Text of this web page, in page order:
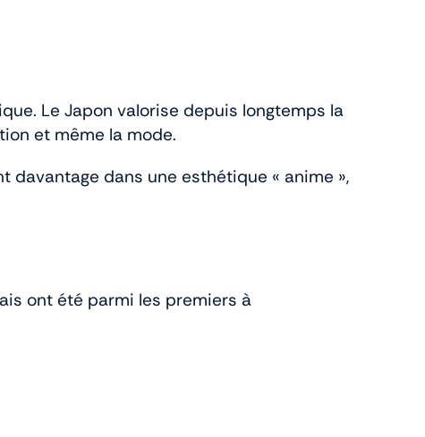
Le Japon valorise depuis longtemps la
et même la mode.
davantage dans une esthétique « anime »,
ont été parmi les premiers à